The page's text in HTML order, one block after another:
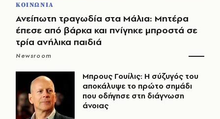
ΚΟΙΝΩΝΙΑ
Ανείπωτη τραγωδία στα Μάλια: Μητέρα
έπεσε από βάρκα και πνίγηκε μπροστά σε
τρία ανήλικα παιδιά
Newsroom
Μπρους Γουίλις: Η σύζυγός του
αποκάλυψε το πρώτο σημάδι
που οδήγησε στη διάγνωση
άνοιας